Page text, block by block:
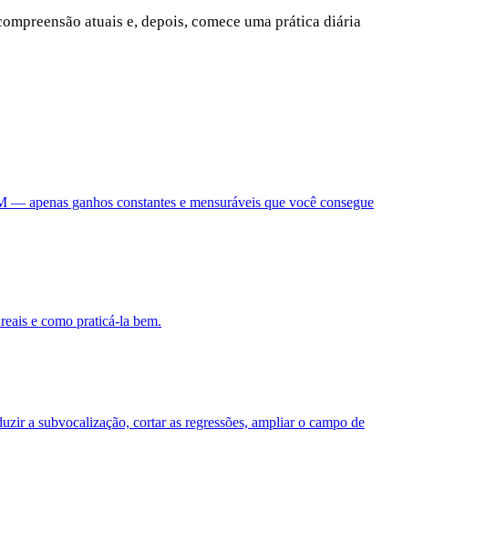
atuais e, depois, comece uma prática diária
apenas ganhos constantes e mensuráveis que você consegue
e como praticá-la bem.
a subvocalização, cortar as regressões, ampliar o campo de